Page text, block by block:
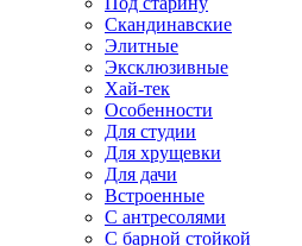
Скандинавские
Элитные
Эксклюзивные
Хай-тек
Особенности
Для студии
Для хрущевки
Для дачи
Встроенные
С антресолями
С барной стойкой